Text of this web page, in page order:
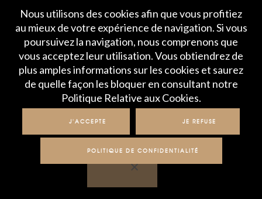
Accueil
Politique de Confidentialité
Crédits et mentions légales
Contact
© IME 2017-2020
Nous utilisons des cookies afin que vous profitiez
au mieux de votre expérience de navigation. Si vous
poursuivez la navigation, nous comprenons que
vous acceptez leur utilisation. Vous obtiendrez de
plus amples informations sur les cookies et saurez
de quelle façon les bloquer en consultant notre
Politique Relative aux Cookies.
J'ACCEPTE JE REFUSE
POLITIQUE DE CONFIDENTIALITÉ